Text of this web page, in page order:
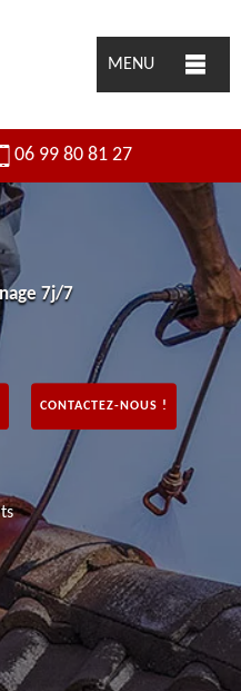
MENU
06 99 80 81 27
7j/7
CONTACTEZ-NOUS !